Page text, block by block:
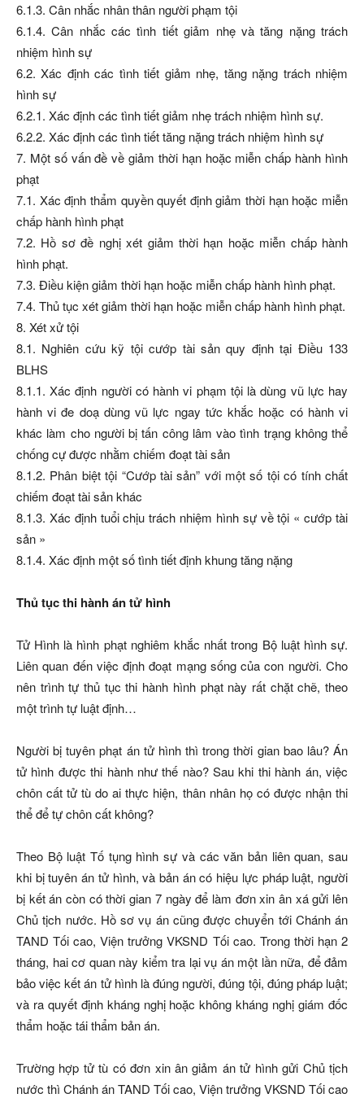
6.1.3. Cân nhắc nhân thân người phạm tội
6.1.4. Cân nhắc các tình tiết giảm nhẹ và tăng nặng trách
nhiệm hình sự
6.2. Xác định các tình tiết giảm nhẹ, tăng nặng trách nhiệm
hình sự
6.2.1. Xác định các tình tiết giảm nhẹ trách nhiệm hình sự.
6.2.2. Xác định các tình tiết tăng nặng trách nhiệm hình sự
7. Một số vấn đề về giảm thời hạn hoặc miễn chấp hành hình
phạt
7.1. Xác định thẩm quyền quyết định giảm thời hạn hoặc miễn
chấp hành hình phạt
7.2. Hồ sơ đề nghị xét giảm thời hạn hoặc miễn chấp hành
hình phạt.
7.3. Điều kiện giảm thời hạn hoặc miễn chấp hành hình phạt.
7.4. Thủ tục xét giảm thời hạn hoặc miễn chấp hành hình phạt.
8. Xét xử tội
8.1. Nghiên cứu kỹ tội cướp tài sản quy định tại Điều 133
BLHS
8.1.1. Xác định người có hành vi phạm tội là dùng vũ lực hay
hành vi đe doạ dùng vũ lực ngay tức khắc hoặc có hành vi
khác làm cho người bị tấn công lâm vào tình trạng không thể
chống cự được nhằm chiếm đoạt tài sản
8.1.2. Phân biệt tội “Cướp tài sản” với một số tội có tính chất
chiếm đoạt tài sản khác
8.1.3. Xác định tuổi chịu trách nhiệm hình sự về tội « cướp tài
sản »
8.1.4. Xác định một số tình tiết định khung tăng nặng
Thủ tục thi hành án tử hình
Tử Hình là hình phạt nghiêm khắc nhất trong Bộ luật hình sự.
Liên quan đến việc định đoạt mạng sống của con người. Cho
nên trình tự thủ tục thi hành hình phạt này rất chặt chẽ, theo
một trình tự luật định…
Người bị tuyên phạt án tử hình thì trong thời gian bao lâu? Án
tử hình được thi hành như thế nào? Sau khi thi hành án, việc
chôn cất tử tù do ai thực hiện, thân nhân họ có được nhận thi
thể để tự chôn cất không?
Theo Bộ luật Tố tụng hình sự và các văn bản liên quan, sau
khi bị tuyên án tử hình, và bản án có hiệu lực pháp luật, người
bị kết án còn có thời gian 7 ngày để làm đơn xin ân xá gửi lên
Chủ tịch nước. Hồ sơ vụ án cũng được chuyển tới Chánh án
TAND Tối cao, Viện trưởng VKSND Tối cao. Trong thời hạn 2
tháng, hai cơ quan này kiểm tra lại vụ án một lần nữa, để đảm
bảo việc kết án tử hình là đúng người, đúng tội, đúng pháp luật;
và ra quyết định kháng nghị hoặc không kháng nghị giám đốc
thẩm hoặc tái thẩm bản án.
Trường hợp tử tù có đơn xin ân giảm án tử hình gửi Chủ tịch
nước thì Chánh án TAND Tối cao, Viện trưởng VKSND Tối cao